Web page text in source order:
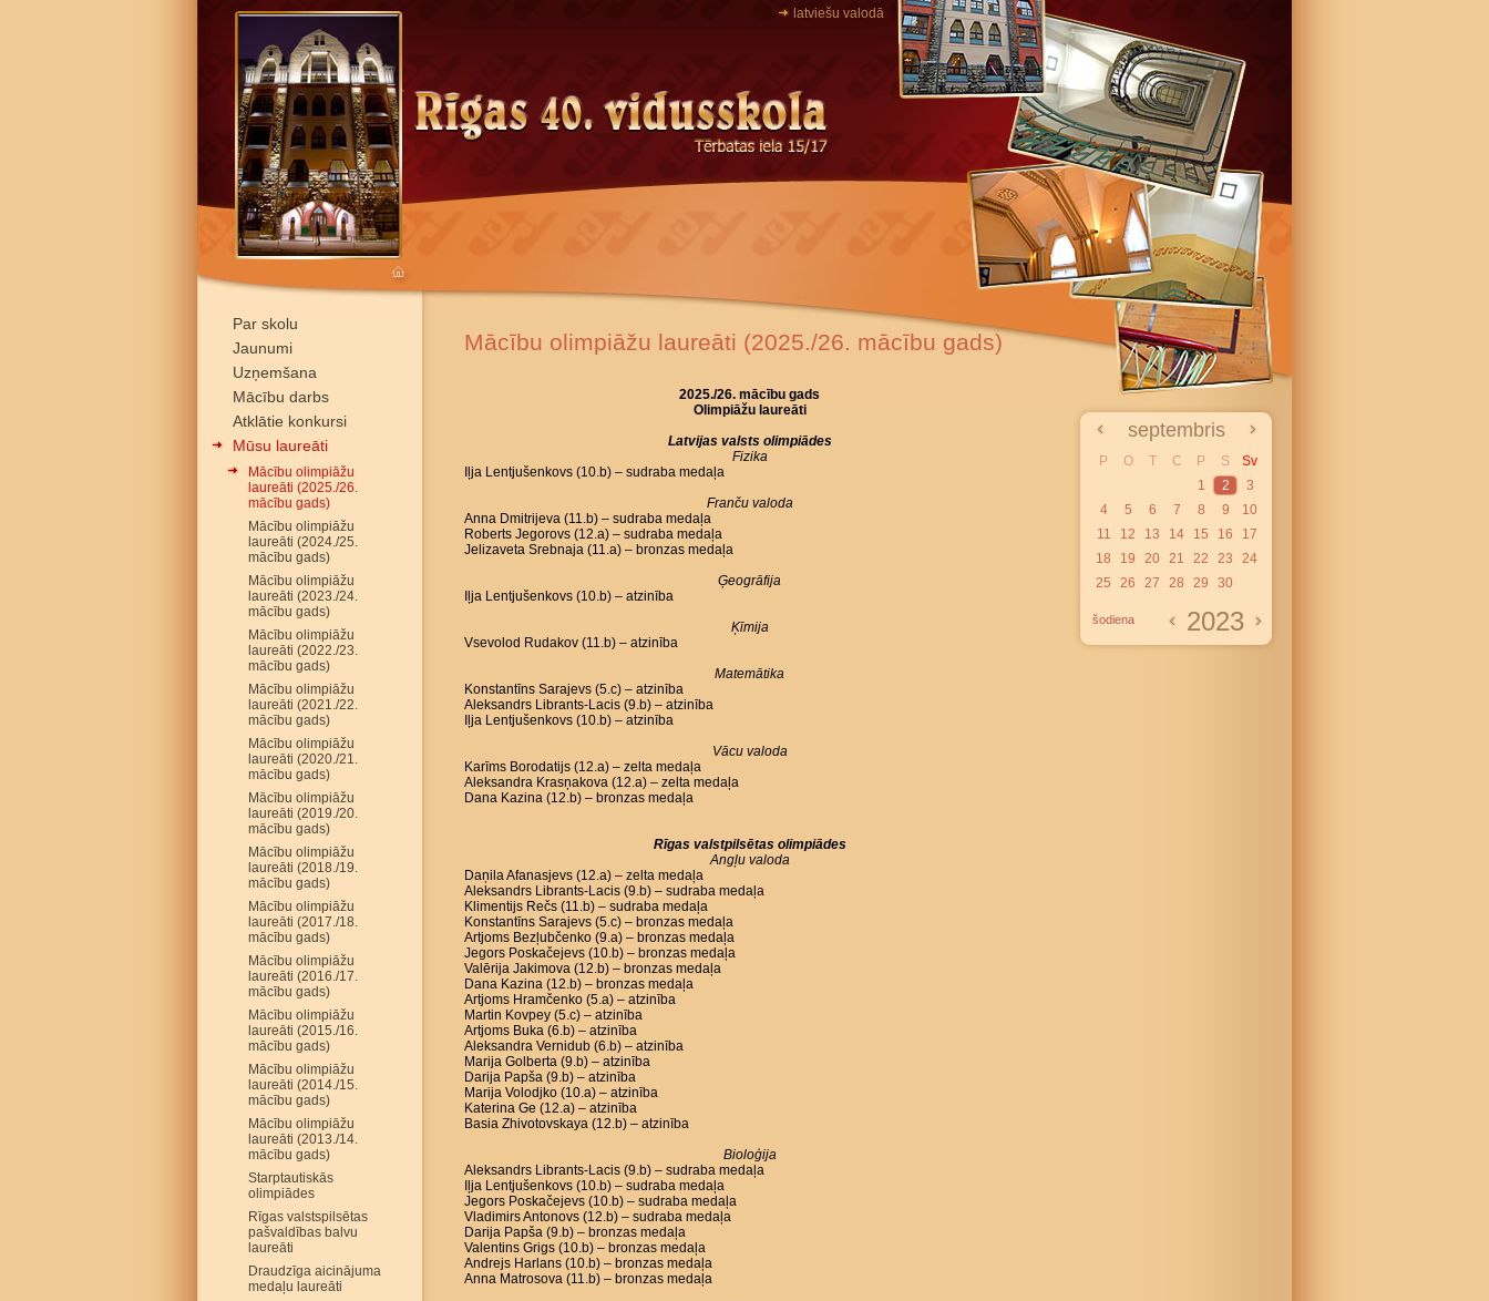
latviešu valodā
Par skolu
Jaunumi
Uzņemšana
Mācību darbs
Atklātie konkursi
Mūsu laureāti
Mācību olimpiāžu
laureāti (2025./26.
mācību gads)
Mācību olimpiāžu
laureāti (2024./25.
mācību gads)
Mācību olimpiāžu
laureāti (2023./24.
mācību gads)
Mācību olimpiāžu
laureāti (2022./23.
mācību gads)
Mācību olimpiāžu
laureāti (2021./22.
mācību gads)
Mācību olimpiāžu
laureāti (2020./21.
mācību gads)
Mācību olimpiāžu
laureāti (2019./20.
mācību gads)
Mācību olimpiāžu
laureāti (2018./19.
mācību gads)
Mācību olimpiāžu
laureāti (2017./18.
mācību gads)
Mācību olimpiāžu
laureāti (2016./17.
mācību gads)
Mācību olimpiāžu
laureāti (2015./16.
mācību gads)
Mācību olimpiāžu
laureāti (2014./15.
mācību gads)
Mācību olimpiāžu
laureāti (2013./14.
mācību gads)
Starptautiskās
olimpiādes
Rīgas valstspilsētas
pašvaldības balvu
laureāti
Draudzīga aicinājuma
medaļu laureāti
Mācību olimpiāžu laureāti (2025./26. mācību gads)
2025./26. mācību gads
Olimpiāžu laureāti
Latvijas valsts olimpiādes
Fizika
Iļja Lentjušenkovs (10.b) – sudraba medaļa
Franču valoda
Anna Dmitrijeva (11.b) – sudraba medaļa
Roberts Jegorovs (12.a) – sudraba medaļa
Jelizaveta Srebnaja (11.a) – bronzas medaļa
Ģeogrāfija
Iļja Lentjušenkovs (10.b) – atzinība
Ķīmija
Vsevolod Rudakov (11.b) – atzinība
Matemātika
Konstantīns Sarajevs (5.c) – atzinība
Aleksandrs Librants-Lacis (9.b) – atzinība
Iļja Lentjušenkovs (10.b) – atzinība
Vācu valoda
Karīms Borodatijs (12.a) – zelta medaļa
Aleksandra Krasņakova (12.a) – zelta medaļa
Dana Kazina (12.b) – bronzas medaļa
Rīgas valstpilsētas olimpiādes
Angļu valoda
Daņila Afanasjevs (12.a) – zelta medaļa
Aleksandrs Librants-Lacis (9.b) – sudraba medaļa
Klimentijs Rečs (11.b) – sudraba medaļa
Konstantīns Sarajevs (5.c) – bronzas medaļa
Artjoms Bezļubčenko (9.a) – bronzas medaļa
Jegors Poskačejevs (10.b) – bronzas medaļa
Valērija Jakimova (12.b) – bronzas medaļa
Dana Kazina (12.b) – bronzas medaļa
Artjoms Hramčenko (5.a) – atzinība
Martin Kovpey (5.c) – atzinība
Artjoms Buka (6.b) – atzinība
Aleksandra Vernidub (6.b) – atzinība
Marija Golberta (9.b) – atzinība
Darija Papša (9.b) – atzinība
Marija Volodjko (10.a) – atzinība
Katerina Ge (12.a) – atzinība
Basia Zhivotovskaya (12.b) – atzinība
Bioloģija
Aleksandrs Librants-Lacis (9.b) – sudraba medaļa
Iļja Lentjušenkovs (10.b) – sudraba medaļa
Jegors Poskačejevs (10.b) – sudraba medaļa
Vladimirs Antonovs (12.b) – sudraba medaļa
Darija Papša (9.b) – bronzas medaļa
Valentins Grigs (10.b) – bronzas medaļa
Andrejs Harlans (10.b) – bronzas medaļa
Anna Matrosova (11.b) – bronzas medaļa
septembris
P O T C P S
Sv
1
2
3
4
5 6 7 8 9
10
11
12 13 14 15 16
17
18
19 20 21 22 23
24
25
26 27 28 29 30
šodiena 2023